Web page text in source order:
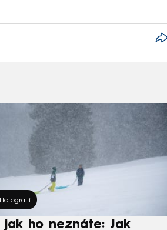
fotografií
jak ho neznáte: Jak